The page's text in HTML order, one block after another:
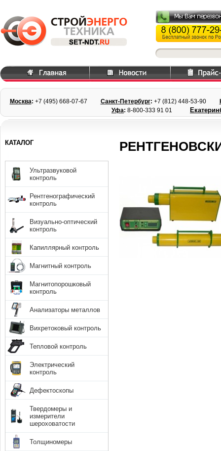
Москва: +7 (495) 668-07-67 Санкт-Петербург: +7 (812) 448-53-90
Уфа: 8-800-333 91 01
КАТАЛОГ
Ультразвуковой
контроль
Рентгенографический
контроль
Визуально-оптический
контроль
Капиллярный контроль
Магнитный контроль
Магнитопорошковый
контроль
Анализаторы металлов
Вихретоковый контроль
Тепловой контроль
Электрический
контроль
Дефектоскопы
Твердомеры и
измерители
шероховатости
Толщиномеры